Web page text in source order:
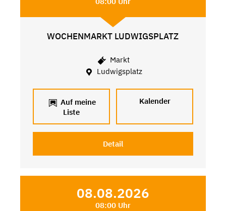
WOCHENMARKT LUDWIGSPLATZ
Markt
Ludwigsplatz
Auf meine
Liste
Kalender
Detail
08.08.2026
08:00 Uhr